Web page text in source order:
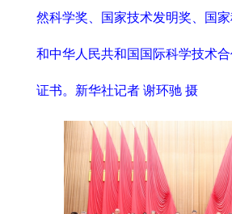
然科学奖、国家技术发明奖、国
和中华人民共和国国际科学技术
证书。新华社记者 谢环驰 摄